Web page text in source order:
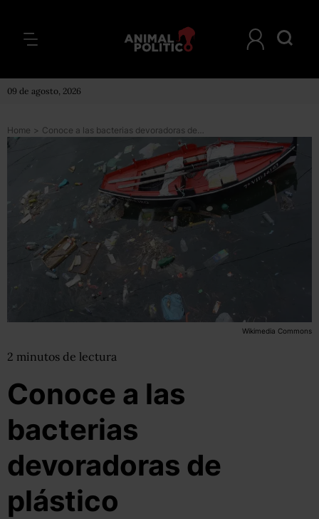
09 de agosto, 2026
Home > Conoce a las bacterias devoradoras de plástico
Wikimedia Commons
2 minutos de lectura
Conoce a las
bacterias
devoradoras de
plástico